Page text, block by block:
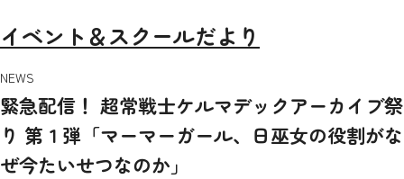
イベント＆スクールだより
NEWS
緊急配信！ 超常戦士ケルマデックアーカイブ祭
り 第１弾「マーマーガール、日巫女の役割がな
ぜ今たいせつなのか」